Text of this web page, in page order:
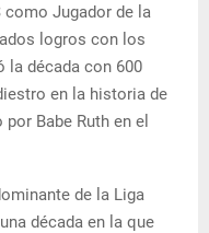
como Jugador de la
logros con los
la década con 600
en la historia de
Babe Ruth en el
de la Liga
década en la que